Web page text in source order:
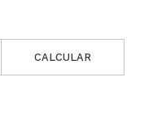
CALCULAR